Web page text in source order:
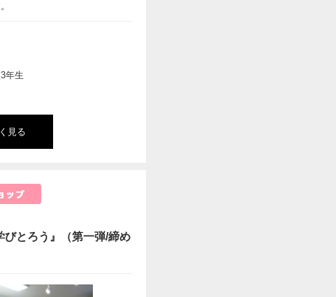
年生
見る
びとろう』（第一弾/締め